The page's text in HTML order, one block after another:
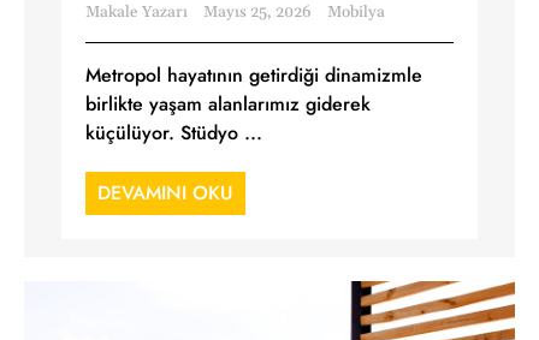
Makale Yazarı Mayıs 25, 2026 Mobilya
Metropol hayatının getirdiği dinamizmle
birlikte yaşam alanlarımız giderek
küçülüyor. Stüdyo ...
DEVAMINI OKU